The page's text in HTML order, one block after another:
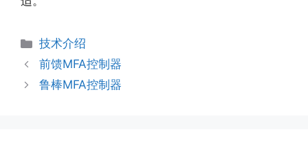
分
类
技术介绍
前馈MFA控制器
鲁棒MFA控制器